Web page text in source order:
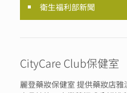
衛生福利部新聞
CityCare Club保健室
麗登藥妝保健室 提供藥妝店